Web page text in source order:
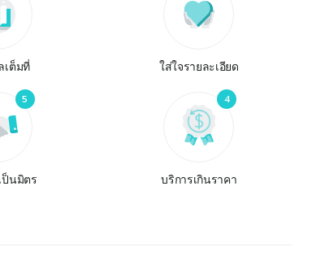
เต็มที่ ใส่ใจรายละเอียด
5
ป็นมิตร
4
บริการเกินราคา